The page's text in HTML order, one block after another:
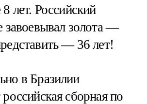
лет. Российский
завоевывал золота —
— 36 лет!
в Бразилии
сборная по